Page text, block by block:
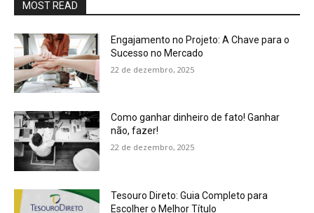
MOST READ
Engajamento no Projeto: A Chave para o
Sucesso no Mercado
22 de dezembro, 2025
Como ganhar dinheiro de fato! Ganhar
não, fazer!
22 de dezembro, 2025
Tesouro Direto: Guia Completo para
Escolher o Melhor Título